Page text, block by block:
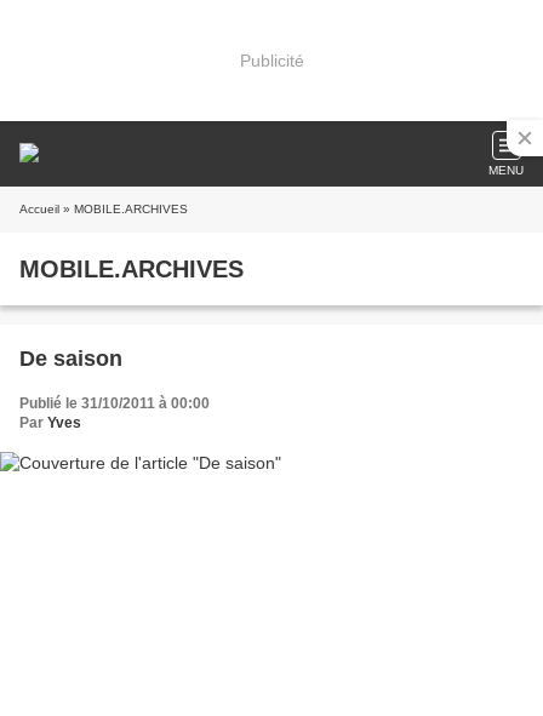
Publicité
MENU
Accueil » MOBILE.ARCHIVES
MOBILE.ARCHIVES
De saison
Publié le 31/10/2011 à 00:00
Par Yves